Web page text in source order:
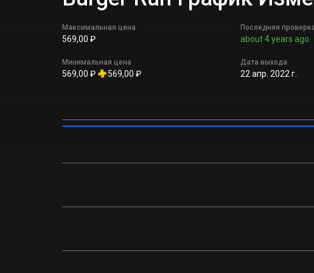
Максимальная цена
569,00 ₽
Минимальная цена
569,00 ₽ 569,00 ₽
Последняя
about 4 years ago
Дата выхода
22 апр. 2022 г.